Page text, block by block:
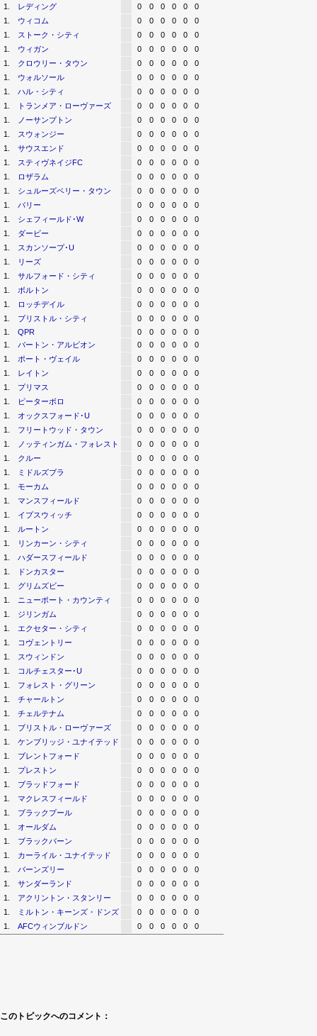
1.
レディング 0 0 0 0 0
0
1.
ウィコム 0 0 0 0 0
0
1.
ストーク・シティ 0 0 0 0 0
0
1.
ウィガン 0 0 0 0 0
0
1.
クロウリー・タウン 0 0 0 0 0
0
1.
ウォルソール 0 0 0 0 0
0
1.
ハル・シティ 0 0 0 0 0
0
1.
トランメア・ローヴァーズ 0 0 0 0 0
0
1.
ノーサンプトン 0 0 0 0 0
0
1.
スウォンジー 0 0 0 0 0
0
1.
サウスエンド 0 0 0 0 0
0
1.
スティヴネイジFC 0 0 0 0 0
0
1.
ロザラム 0 0 0 0 0
0
1.
シュルーズベリー・タウン 0 0 0 0 0
0
1.
バリー 0 0 0 0 0
0
1.
シェフィールド･W 0 0 0 0 0
0
1.
ダービー 0 0 0 0 0
0
1.
スカンソープ･U 0 0 0 0 0
0
1.
リーズ 0 0 0 0 0
0
1.
サルフォード・シティ 0 0 0 0 0
0
1.
ボルトン 0 0 0 0 0
0
1.
ロッチデイル 0 0 0 0 0
0
1.
ブリストル・シティ 0 0 0 0 0
0
1.
QPR 0 0 0 0 0
0
1.
バートン・アルビオン 0 0 0 0 0
0
1.
ポート・ヴェイル 0 0 0 0 0
0
1.
レイトン 0 0 0 0 0
0
1.
プリマス 0 0 0 0 0
0
1.
ピーターボロ 0 0 0 0 0
0
1.
オックスフォード･U 0 0 0 0 0
0
1.
フリートウッド・タウン 0 0 0 0 0
0
1.
ノッティンガム・フォレスト 0 0 0 0 0
0
1.
クルー 0 0 0 0 0
0
1.
ミドルズブラ 0 0 0 0 0
0
1.
モーカム 0 0 0 0 0
0
1.
マンスフィールド 0 0 0 0 0
0
1.
イプスウィッチ 0 0 0 0 0
0
1.
ルートン 0 0 0 0 0
0
1.
リンカーン・シティ 0 0 0 0 0
0
1.
ハダースフィールド 0 0 0 0 0
0
1.
ドンカスター 0 0 0 0 0
0
1.
グリムズビー 0 0 0 0 0
0
1.
ニューポート・カウンティ 0 0 0 0 0
0
1.
ジリンガム 0 0 0 0 0
0
1.
エクセター・シティ 0 0 0 0 0
0
1.
コヴェントリー 0 0 0 0 0
0
1.
スウィンドン 0 0 0 0 0
0
1.
コルチェスター･U 0 0 0 0 0
0
1.
フォレスト・グリーン 0 0 0 0 0
0
1.
チャールトン 0 0 0 0 0
0
1.
チェルテナム 0 0 0 0 0
0
1.
ブリストル・ローヴァーズ 0 0 0 0 0
0
1.
ケンブリッジ・ユナイテッド 0 0 0 0 0
0
1.
ブレントフォード 0 0 0 0 0
0
1.
プレストン 0 0 0 0 0
0
1.
ブラッドフォード 0 0 0 0 0
0
1.
マクレスフィールド 0 0 0 0 0
0
1.
ブラックプール 0 0 0 0 0
0
1.
オールダム 0 0 0 0 0
0
1.
ブラックバーン 0 0 0 0 0
0
1.
カーライル・ユナイテッド 0 0 0 0 0
0
1.
バーンズリー 0 0 0 0 0
0
1.
サンダーランド 0 0 0 0 0
0
1.
アクリントン・スタンリー 0 0 0 0 0
0
1.
ミルトン・キーンズ・ドンズ 0 0 0 0 0
0
1.
AFCウィンブルドン 0 0 0 0 0 0
このトピックへのコメント：